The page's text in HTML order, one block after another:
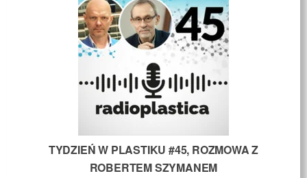
TYDZIEŃ W PLASTIKU #45, ROZMOWA Z
ROBERTEM SZYMANEM